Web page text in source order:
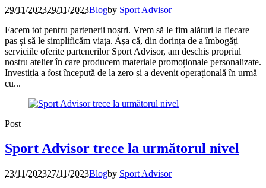
29/11/202329/11/2023Blogby Sport Advisor
Facem tot pentru partenerii noștri. Vrem să le fim alături la fiecare
pas și să le simplificăm viața. Așa că, din dorința de a îmbogăți
serviciile oferite partenerilor Sport Advisor, am deschis propriul
nostru atelier în care producem materiale promoționale personalizate.
Investiția a fost începută de la zero și a devenit operațională în urmă
cu...
Post
Sport Advisor trece la următorul nivel
23/11/202327/11/2023Blogby Sport Advisor